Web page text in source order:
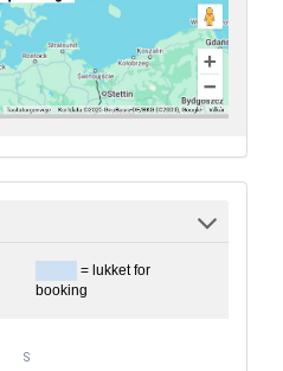
= lukket for
booking
S